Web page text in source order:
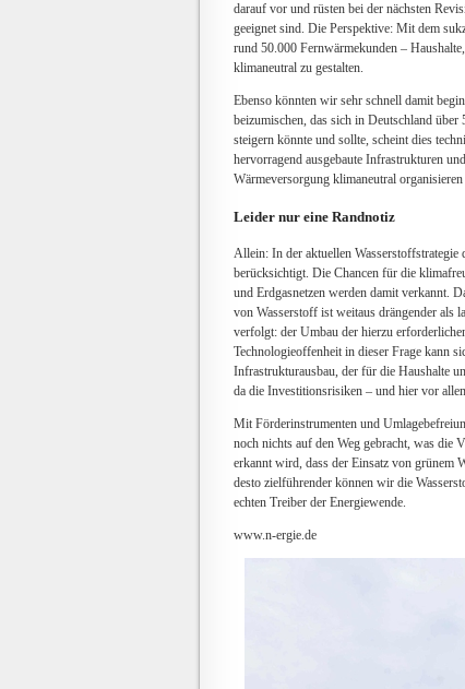
darauf vor und rüsten bei der nächsten
geeignet sind. Die Perspektive: Mit dem
rund 50.000 Fernwärmekunden –
klimaneutral zu gestalten.
Ebenso könnten wir sehr schnell damit
beizumischen, das sich in Deutschland
steigern könnte und sollte, scheint dies
hervorragend ausgebaute Infrastrukturen
Wärmeversorgung klimaneutral organisieren
Leider nur eine Randnotiz
Allein: In der aktuellen Wasserstoffstrategie
berücksichtigt. Die Chancen für die
und Erdgasnetzen werden damit verkannt.
von Wasserstoff ist weitaus drängender als
verfolgt: der Umbau der hierzu
Technologieoffenheit in dieser Frage kann
Infrastrukturausbau, der für die Haushalte
da die Investitionsrisiken – und hier vor
Mit Förderinstrumenten und
noch nichts auf den Weg gebracht, was die
erkannt wird, dass der Einsatz von grünem
desto zielführender können wir die
echten Treiber der Energiewende.
www.n-ergie.de